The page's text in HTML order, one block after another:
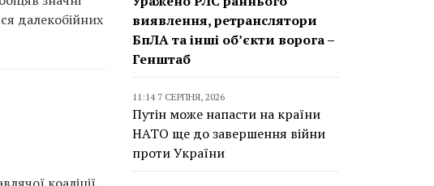
далекобійних
виявлення, ретранслятори
БпЛА та інші об’єкти ворога –
Генштаб
11:14 7 СЕРПНЯ, 2026
Путін може напасти на країни
НАТО ще до завершення війни
проти України